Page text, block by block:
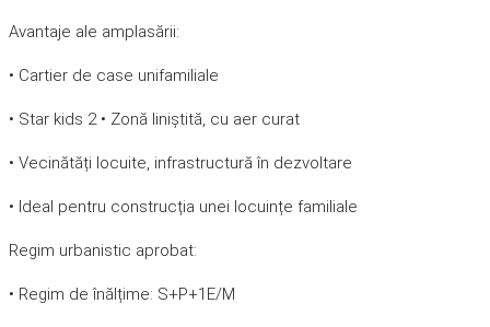
Avantaje ale amplasării:
• Cartier de case unifamiliale
• Star kids 2 • Zonă liniștită, cu aer curat
• Vecinătăți locuite, infrastructură în dezvoltare
• Ideal pentru construcția unei locuințe familiale
Regim urbanistic aprobat:
• Regim de înălțime: S+P+1E/M